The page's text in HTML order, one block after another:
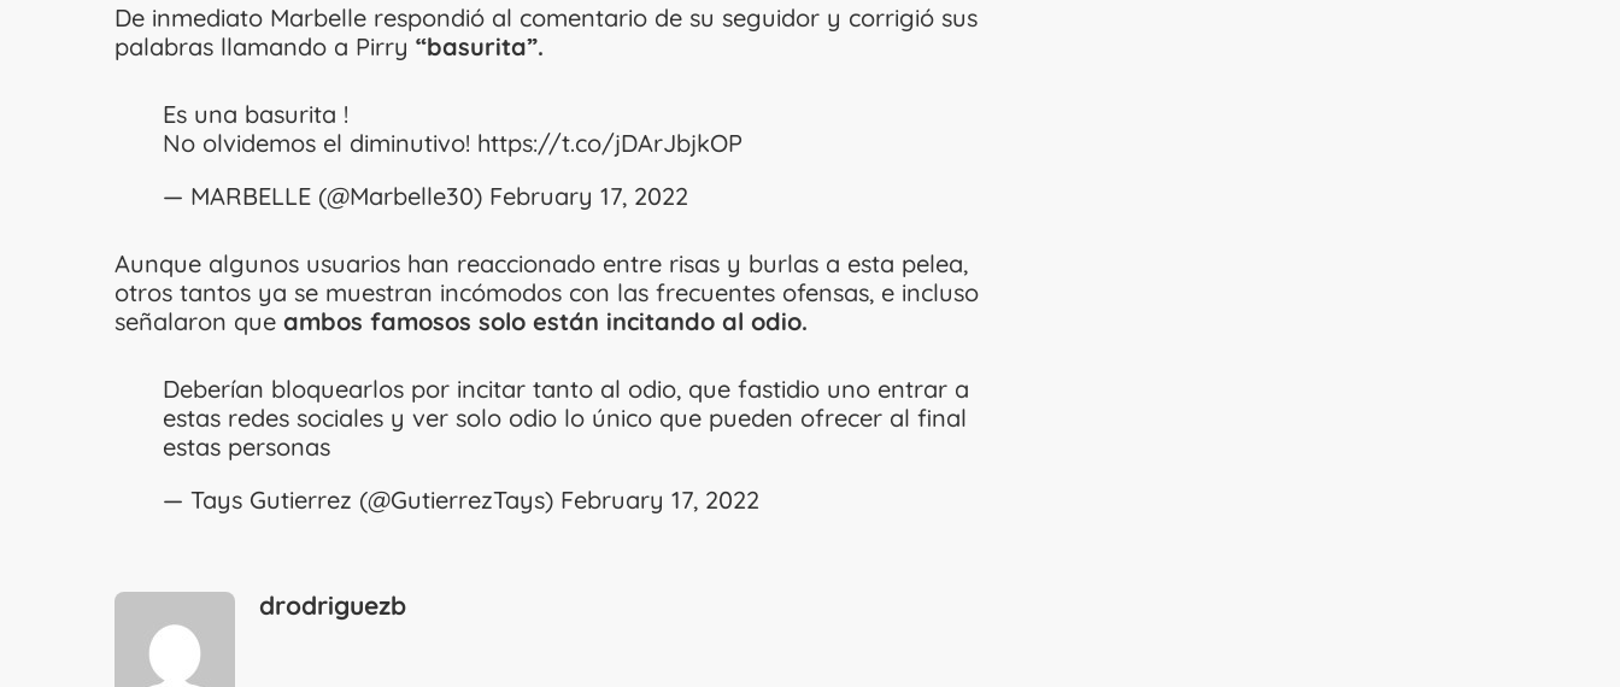
De inmediato Marbelle respondió al comentario de su seguidor y corrigió sus
palabras llamando a Pirry “basurita”.
Es una basurita !
No olvidemos el diminutivo! https://t.co/jDArJbjkOP
— MARBELLE (@Marbelle30) February 17, 2022
Aunque algunos usuarios han reaccionado entre risas y burlas a esta pelea,
otros tantos ya se muestran incómodos con las frecuentes ofensas, e incluso
señalaron que ambos famosos solo están incitando al odio.
Deberían bloquearlos por incitar tanto al odio, que fastidio uno entrar a
estas redes sociales y ver solo odio lo único que pueden ofrecer al final
estas personas
— Tays Gutierrez (@GutierrezTays) February 17, 2022
drodriguezb